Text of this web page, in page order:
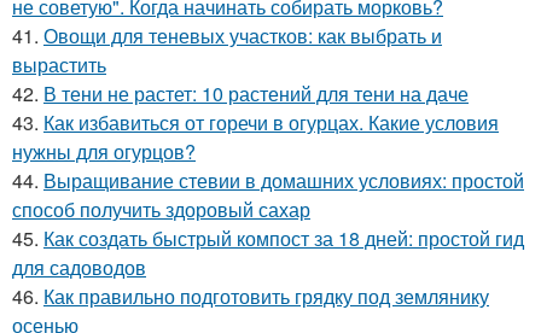
не советую". Когда начинать собирать морковь?
41. Овощи для теневых участков: как выбрать и
вырастить
42. В тени не растет: 10 растений для тени на даче
43. Как избавиться от горечи в огурцах. Какие условия
нужны для огурцов?
44. Выращивание стевии в домашних условиях: простой
способ получить здоровый сахар
45. Как создать быстрый компост за 18 дней: простой гид
для садоводов
46. Как правильно подготовить грядку под землянику
осенью